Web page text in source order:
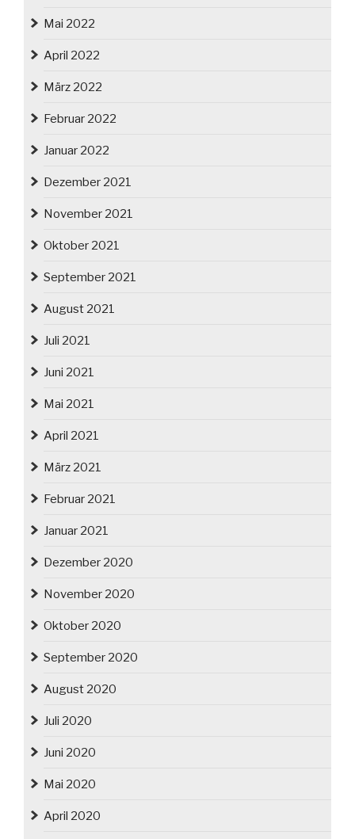
Mai 2022
April 2022
März 2022
Februar 2022
Januar 2022
Dezember 2021
November 2021
Oktober 2021
September 2021
August 2021
Juli 2021
Juni 2021
Mai 2021
April 2021
März 2021
Februar 2021
Januar 2021
Dezember 2020
November 2020
Oktober 2020
September 2020
August 2020
Juli 2020
Juni 2020
Mai 2020
April 2020